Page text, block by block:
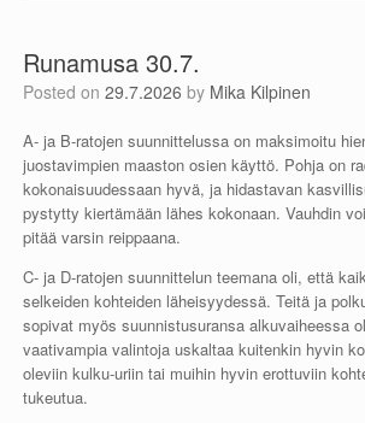
Runamusa 30.7.
Posted on 29.7.2026 by Mika Kilpinen
A- ja B-ratojen suunnittelussa on maksimoitu
juostavimpien maaston osien käyttö. Pohja on
kokonaisuudessaan hyvä, ja hidastavan
pystytty kiertämään lähes kokonaan. Vauhdin
pitää varsin reippaana.
C- ja D-ratojen suunnittelun teemana oli, että
selkeiden kohteiden läheisyydessä. Teitä ja
sopivat myös suunnistusuransa alkuvaiheessa
vaativampia valintoja uskaltaa kuitenkin hyvin
oleviin kulku-uriin tai muihin hyvin erottuviin
tukeutua.